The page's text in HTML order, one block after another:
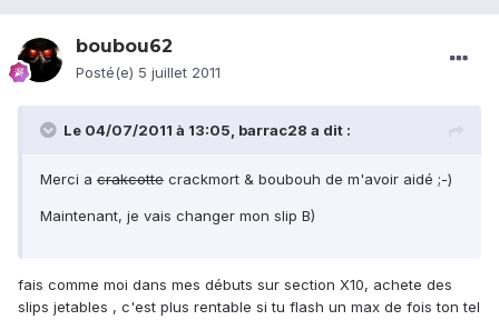
boubou62
Posté(e) 5 juillet 2011
Le 04/07/2011 à 13:05, barrac28 a dit :
Merci a crakcotte crackmort & boubouh de m'avoir aidé ;-)
Maintenant, je vais changer mon slip B)
fais comme moi dans mes débuts sur section X10, achete des
slips jetables , c'est plus rentable si tu flash un max de fois ton tel